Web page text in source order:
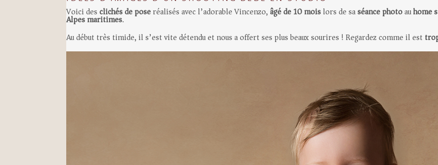
Voici desclichés de poseréalisés avec l’adorable Vincenzo,âgé de 10 moislors de saséance photoauhome
Alpes maritimes.
Au début très timide, il s’est vite détendu et nous a offert ses plus beaux sourires ! Regardez comme il est